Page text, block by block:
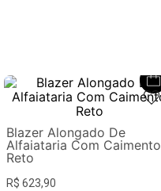
Blazer Alongado De
Alfaiataria Com Caimento
Reto
R$ 623,90